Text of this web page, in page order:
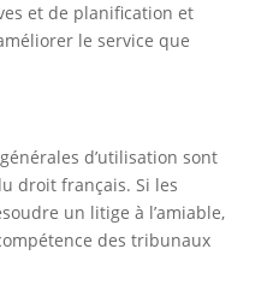
et de planification et
le service que
d’utilisation sont
droit français. Si les
un litige à l’amiable,
des tribunaux